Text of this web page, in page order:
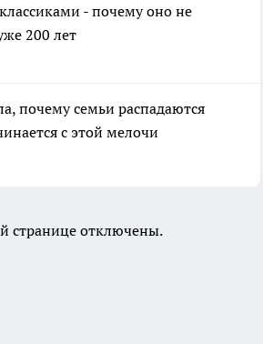
- почему оно не
200 лет
почему семьи распадаются
с этой мелочи
странице отключены.